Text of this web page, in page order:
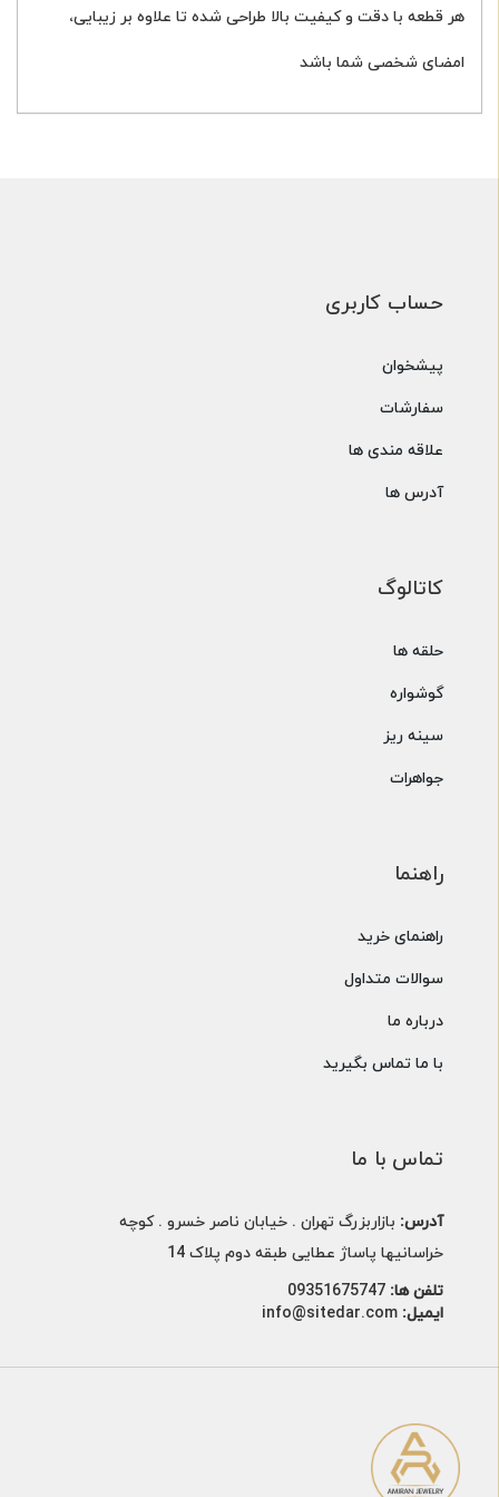
هر قطعه با دقت و کیفیت بالا طراحی شده تا علاوه بر زیبایی،
امضای شخصی شما باشد
حساب کاربری
پیشخوان
سفارشات
علاقه مندی ها
آدرس ها
کاتالوگ
حلقه ها
گوشواره
سینه ریز
جواهرات
راهنما
راهنمای خرید
سوالات متداول
درباره ما
با ما تماس بگیرید
تماس با ما
آدرس: بازاربزرگ تهران . خیابان ناصر خسرو . کوچه
خراسانیها پاساژ عطایی طبقه دوم پلاک 14
تلفن ها: 09351675747
ایمیل: info@sitedar.com